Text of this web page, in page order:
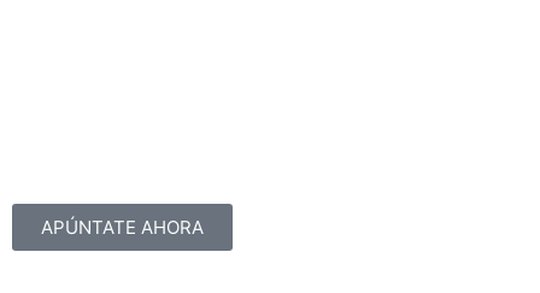
APÚNTATE AHORA